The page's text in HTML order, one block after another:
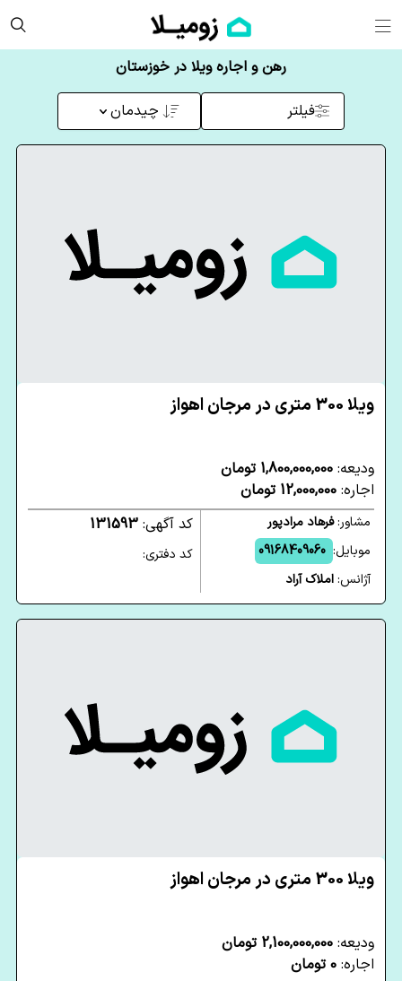
رهن و اجاره ویلا در خوزستان
فیلتر چیدمان
ویلا 300 متری در مرجان اهواز
ودیعه: 1,800,000,000 تومان
اجاره: 12,000,000 تومان
مشاور:فرهاد مرادپور
موبایل: 09168409060
آژانس:املاک آراد
کد آگهی: 131593
کد دفتری:
ویلا 300 متری در مرجان اهواز
ودیعه: 2,100,000,000 تومان
اجاره: 0 تومان